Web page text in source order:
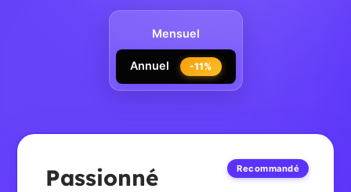
Mensuel
Annuel -11%
Recommandé
Passionné